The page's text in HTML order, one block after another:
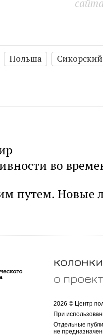
Польша Сикорский
во
путем. Новые
колонки
о
2026 © Центр
При
Отдельные
не